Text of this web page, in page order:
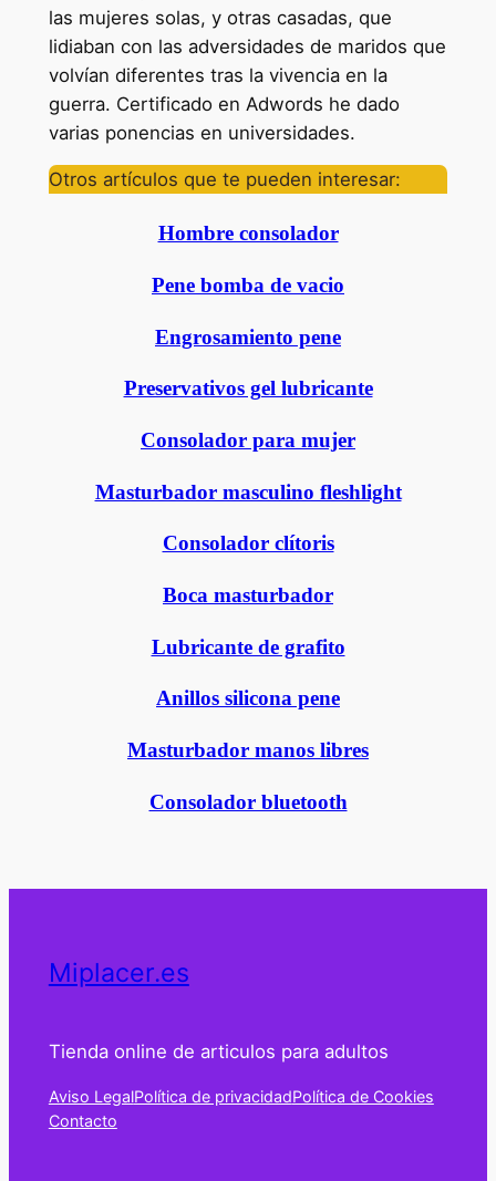
las mujeres solas, y otras casadas, que
lidiaban con las adversidades de maridos que
volvían diferentes tras la vivencia en la
guerra. Certificado en Adwords he dado
varias ponencias en universidades.
Otros artículos que te pueden interesar:
Hombre consolador
Pene bomba de vacio
Engrosamiento pene
Preservativos gel lubricante
Consolador para mujer
Masturbador masculino fleshlight
Consolador clítoris
Boca masturbador
Lubricante de grafito
Anillos silicona pene
Masturbador manos libres
Consolador bluetooth
Miplacer.es
Tienda online de articulos para adultos
Aviso LegalPolítica de privacidadPolítica de Cookies
Contacto